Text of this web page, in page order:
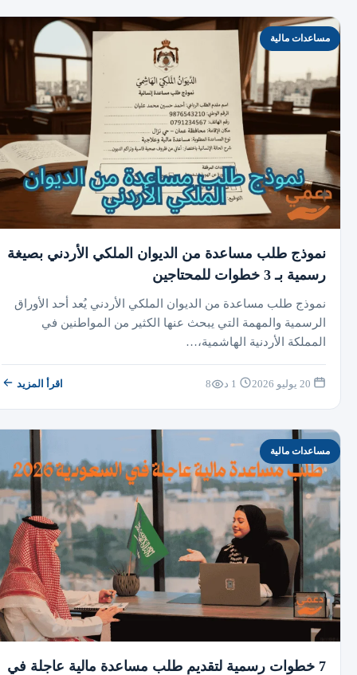
مساعدات مالية
نموذج طلب مساعدة من الديوان الملكي الأردني بصيغة
رسمية بـ 3 خطوات للمحتاجين
نموذج طلب مساعدة من الديوان الملكي الأردني يُعد أحد الأوراق
الرسمية والمهمة التي يبحث عنها الكثير من المواطنين في
المملكة الأردنية الهاشمية،…
8 اقرأ المزيد
مساعدات مالية
7 خطوات رسمية لتقديم طلب مساعدة مالية عاجلة في